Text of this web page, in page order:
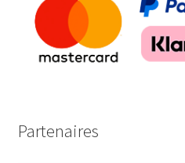
Partenaires